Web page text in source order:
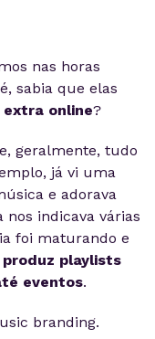
nas horas
sabia que elas
extra online?
geralmente, tudo
já vi uma
e adorava
indicava várias
foi maturando e
playlists
eventos.
branding.